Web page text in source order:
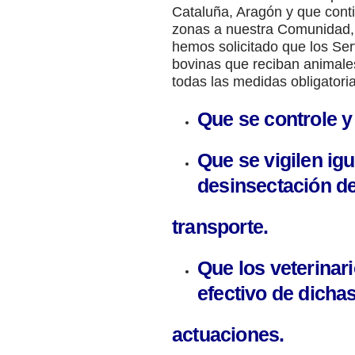
Cataluña, Aragón y que
zonas a nuestra
hemos solicitado que los
bovinas que reciban
todas las medidas
Que se controle
Que se vigilen
desinsectación
transporte.
Que los
efectivo de
actuaciones.